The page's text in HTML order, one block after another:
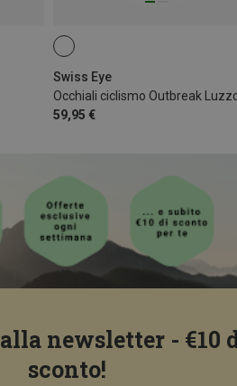
Swiss Eye
Occhiali ciclismo Outbreak
59,95 €
newsletter - €10
sconto!